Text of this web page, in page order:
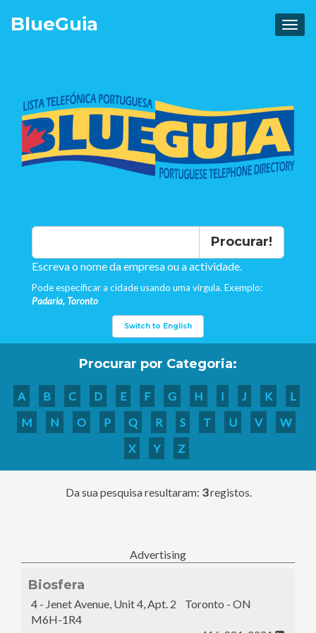
BlueGuia
Procurar!
Escreva o nome da empresa ou a actividade.
Pode especificar a cidade usando uma virgula. Exemplo:
Padaria, Toronto
Switch to English
Procurar por Categoria:
A B C D E F G H I J K
L
M
N O P Q R S T U V
W
X
Y Z
Da sua pesquisa resultaram: 3registos.
Advertising
Biosfera
4 - Jenet Avenue, Unit 4, Apt. 2 Toronto - ON
M6H-1R4